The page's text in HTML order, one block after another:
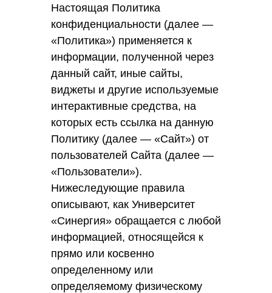
Настоящая Политика
конфиденциальности (далее —
«Политика») применяется к
информации, полученной через
данный сайт, иные сайты,
виджеты и другие используемые
интерактивные средства, на
которых есть ссылка на данную
Политику (далее — «Сайт») от
пользователей Сайта (далее —
«Пользователи»).
Нижеследующие правила
описывают, как Университет
«Синергия» обращается с любой
информацией, относящейся к
прямо или косвенно
определенному или
определяемому физическому